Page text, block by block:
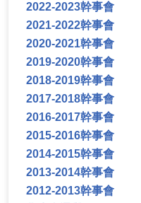
2022-2023幹事會
2021-2022幹事會
2020-2021幹事會
2019-2020幹事會
2018-2019幹事會
2017-2018幹事會
2016-2017幹事會
2015-2016幹事會
2014-2015幹事會
2013-2014幹事會
2012-2013幹事會